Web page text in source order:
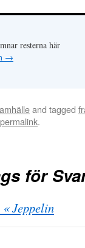
resterna här
→
and tagged
permalink.
för
Jeppelin